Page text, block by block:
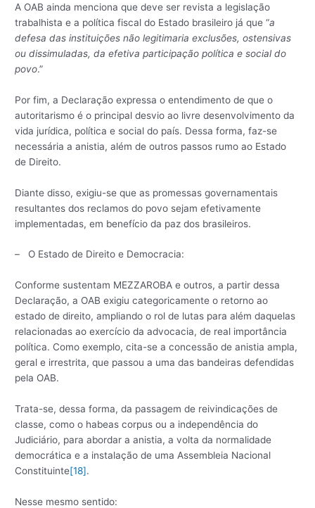
A OAB ainda menciona que deve ser revista a legislação
trabalhista e a política fiscal do Estado brasileiro já que “a
defesa das instituições não legitimaria exclusões, ostensivas
ou dissimuladas, da efetiva participação política e social do
povo.”
Por fim, a Declaração expressa o entendimento de que o
autoritarismo é o principal desvio ao livre desenvolvimento da
vida jurídica, política e social do país. Dessa forma, faz-se
necessária a anistia, além de outros passos rumo ao Estado
de Direito.
Diante disso, exigiu-se que as promessas governamentais
resultantes dos reclamos do povo sejam efetivamente
implementadas, em benefício da paz dos brasileiros.
– O Estado de Direito e Democracia:
Conforme sustentam MEZZAROBA e outros, a partir dessa
Declaração, a OAB exigiu categoricamente o retorno ao
estado de direito, ampliando o rol de lutas para além daquelas
relacionadas ao exercício da advocacia, de real importância
política. Como exemplo, cita-se a concessão de anistia ampla,
geral e irrestrita, que passou a uma das bandeiras defendidas
pela OAB.
Trata-se, dessa forma, da passagem de reivindicações de
classe, como o habeas corpus ou a independência do
Judiciário, para abordar a anistia, a volta da normalidade
democrática e a instalação de uma Assembleia Nacional
Constituinte[18].
Nesse mesmo sentido: